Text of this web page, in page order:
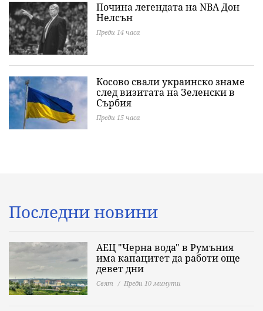
Почина легендата на NBA Дон
Нелсън
Преди 14 часа
Косово свали украинско знаме
след визитата на Зеленски в
Сърбия
Преди 15 часа
Последни новини
АЕЦ "Черна вода" в Румъния
има капацитет да работи още
девет дни
Свят Преди 10 минути